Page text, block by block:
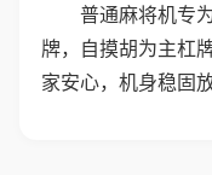
普通麻将机专
牌，自摸胡为主杠
家安心，机身稳固